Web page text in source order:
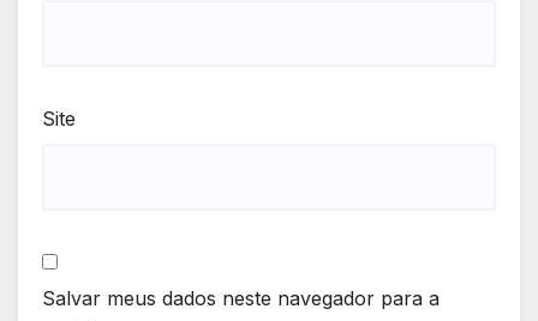
Site
Salvar meus dados neste navegador para a